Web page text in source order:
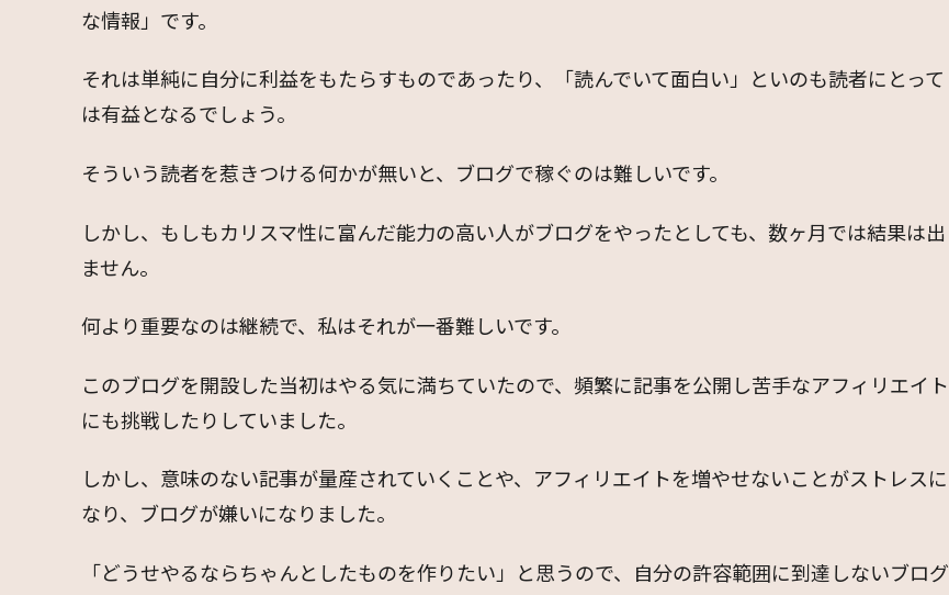
な情報」です。
それは単純に自分に利益をもたらすものであったり、「読んでいて面白い」といのも読者にとって
は有益となるでしょう。
そういう読者を惹きつける何かが無いと、ブログで稼ぐのは難しいです。
しかし、もしもカリスマ性に富んだ能力の高い人がブログをやったとしても、数ヶ月では結果は出
ません。
何より重要なのは継続で、私はそれが一番難しいです。
このブログを開設した当初はやる気に満ちていたので、頻繁に記事を公開し苦手なアフィリエイト
にも挑戦したりしていました。
しかし、意味のない記事が量産されていくことや、アフィリエイトを増やせないことがストレスに
なり、ブログが嫌いになりました。
「どうせやるならちゃんとしたものを作りたい」と思うので、自分の許容範囲に到達しないブログ